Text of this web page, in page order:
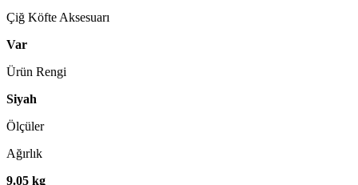
Çiğ Köfte Aksesuarı
Var
Ürün Rengi
Siyah
Ölçüler
Ağırlık
9.05 kg